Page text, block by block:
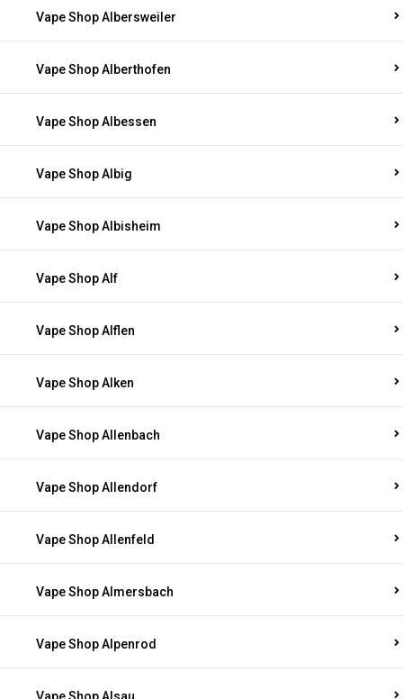
Vape Shop Albersweiler
Vape Shop Alberthofen
Vape Shop Albessen
Vape Shop Albig
Vape Shop Albisheim
Vape Shop Alf
Vape Shop Alflen
Vape Shop Alken
Vape Shop Allenbach
Vape Shop Allendorf
Vape Shop Allenfeld
Vape Shop Almersbach
Vape Shop Alpenrod